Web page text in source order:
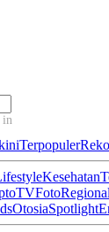
Terpopuler
Kesehatan
TVFotoRegional
OtosiaSpotlight